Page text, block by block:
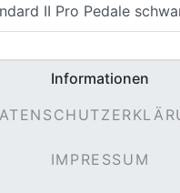
II Pro Pedale
Informationen
IMPRESSUM